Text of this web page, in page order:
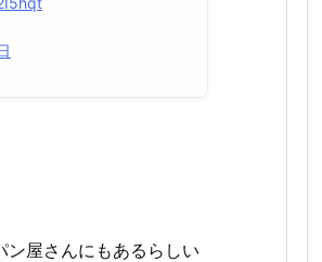
屋さんにもあるらしい